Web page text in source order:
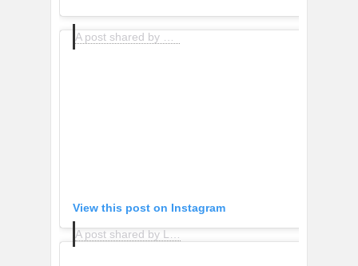
A post shared by The latest trends (@trendsforstreetstyle)
View this post on Instagram